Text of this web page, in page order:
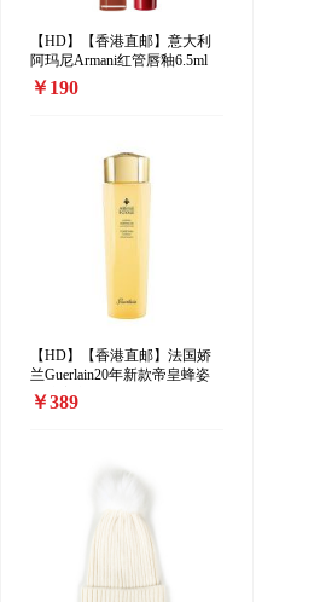
【HD】【香港直邮】意大利
阿玛尼Armani红管唇釉6.5ml
208#
￥190
【HD】【香港直邮】法国娇
兰Guerlain20年新款帝皇蜂姿
修护蜜润柔肤水 25×蜂皇水
150ml
￥389